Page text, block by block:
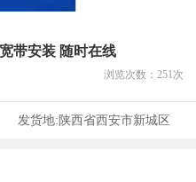
带安装 随时在线
浏览次数： 251 次
发货地:陕西省西安市新城区